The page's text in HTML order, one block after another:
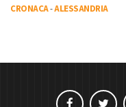
CRONACA-ALESSANDRIA